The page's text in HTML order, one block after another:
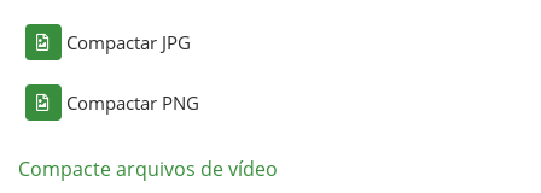
Compactar JPG
Compactar PNG
Compacte arquivos de vídeo